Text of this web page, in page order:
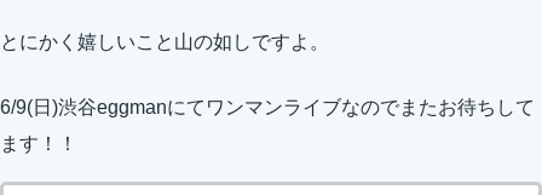
とにかく嬉しいこと山の如しですよ。
6/9(日)渋谷eggmanにてワンマンライブなのでまたお待ちして
ます！！